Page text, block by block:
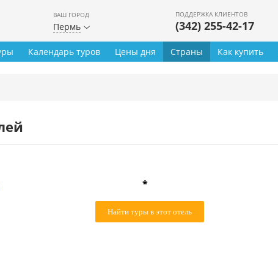
ВАШ ГОРОД
Пермь
ПОДДЕРЖКА КЛИЕНТОВ
(342) 255-42-17
Календарь туров Цены дня Страны Как купить
*
Найти туры в этот отель